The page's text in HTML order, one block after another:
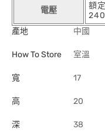
電壓
額
產地
中國
How To Store 室溫
寬 17
高 20
深 38